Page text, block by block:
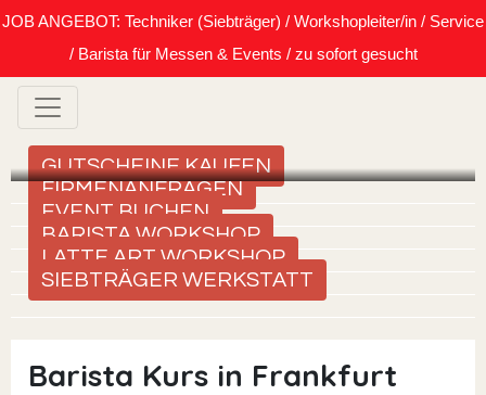
JOB ANGEBOT: Techniker (Siebträger) / Workshopleiter/in / Service
/ Barista für Messen & Events / zu sofort gesucht
GUTSCHEINE KAUFEN
FIRMENANFRAGEN
EVENT BUCHEN
BARISTA WORKSHOP
LATTE ART WORKSHOP
SIEBTRÄGER WERKSTATT
Barista Kurs in Frankfurt